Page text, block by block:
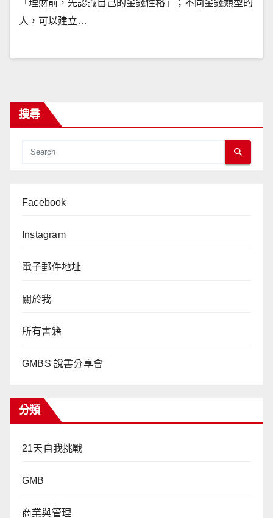
「理財前，先認識自己的金錢性格」；不同金錢類型的
人，可以建立…
搜尋
Facebook
Instagram
電子郵件地址
關於我
所有書籍
GMBS 說書分享會
分類
21天自我挑戰
GMB
商業與管理